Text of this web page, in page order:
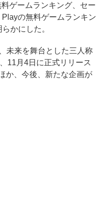
ゲームランキング、セー
の無料ゲームランキン
かにした。
未来を舞台とした三人称
11月4日に正式リリース
か、今後、新たな企画が